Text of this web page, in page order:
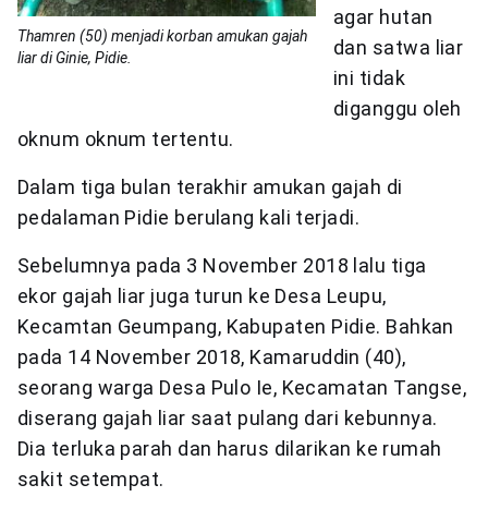
Thamren (50) menjadi korban amukan gajah
liar di Ginie, Pidie.
agar hutan
dan satwa liar
ini tidak
diganggu oleh
oknum oknum tertentu.
Dalam tiga bulan terakhir amukan gajah di
pedalaman Pidie berulang kali terjadi.
Sebelumnya pada 3 November 2018 lalu tiga
ekor gajah liar juga turun ke Desa Leupu,
Kecamtan Geumpang, Kabupaten Pidie. Bahkan
pada 14 November 2018, Kamaruddin (40),
seorang warga Desa Pulo Ie, Kecamatan Tangse,
diserang gajah liar saat pulang dari kebunnya.
Dia terluka parah dan harus dilarikan ke rumah
sakit setempat.